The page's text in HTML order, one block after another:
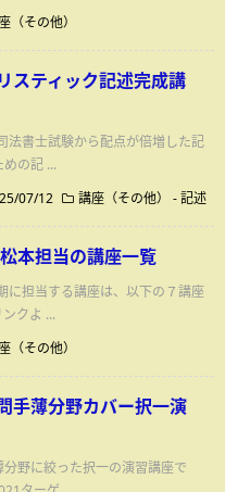
（その他）
スティック記述完成講
法書士試験から配点が倍増した記
の記 ...
07/12 講座（その他） -記述
本担当の講座一覧
に担当する講座は、以下の７講座
クよ ...
（その他）
手薄分野カバー択一演
野に絞った択一の演習講座で